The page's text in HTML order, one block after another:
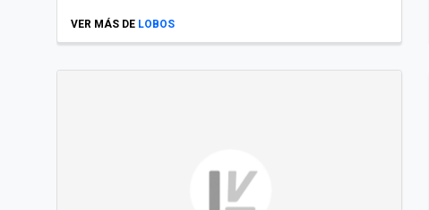
VER MÁS DE LOBOS